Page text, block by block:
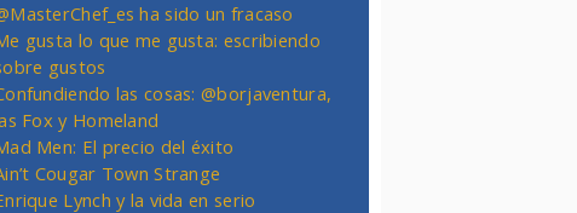
ha sido un fracaso
gusta lo que me gusta: escribiendo
gustos
las cosas: @borjaventura,
Fox y Homeland
Men: El precio del éxito
Cougar Town Strange
Lynch y la vida en serio